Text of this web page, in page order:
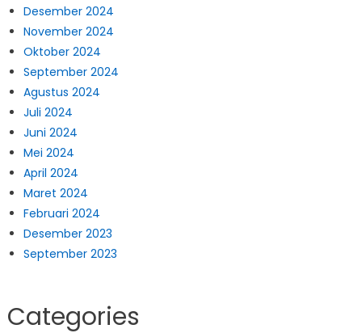
Desember 2024
November 2024
Oktober 2024
September 2024
Agustus 2024
Juli 2024
Juni 2024
Mei 2024
April 2024
Maret 2024
Februari 2024
Desember 2023
September 2023
Categories